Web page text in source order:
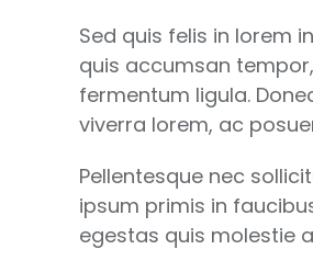
Sed quis felis in lorem
quis accumsan
fermentum ligula.
viverra lorem, ac
Pellentesque nec
ipsum primis in
egestas quis molestie